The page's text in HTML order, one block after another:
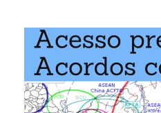
Comércio Tunísia-
programas ministrados
na África,Negócios